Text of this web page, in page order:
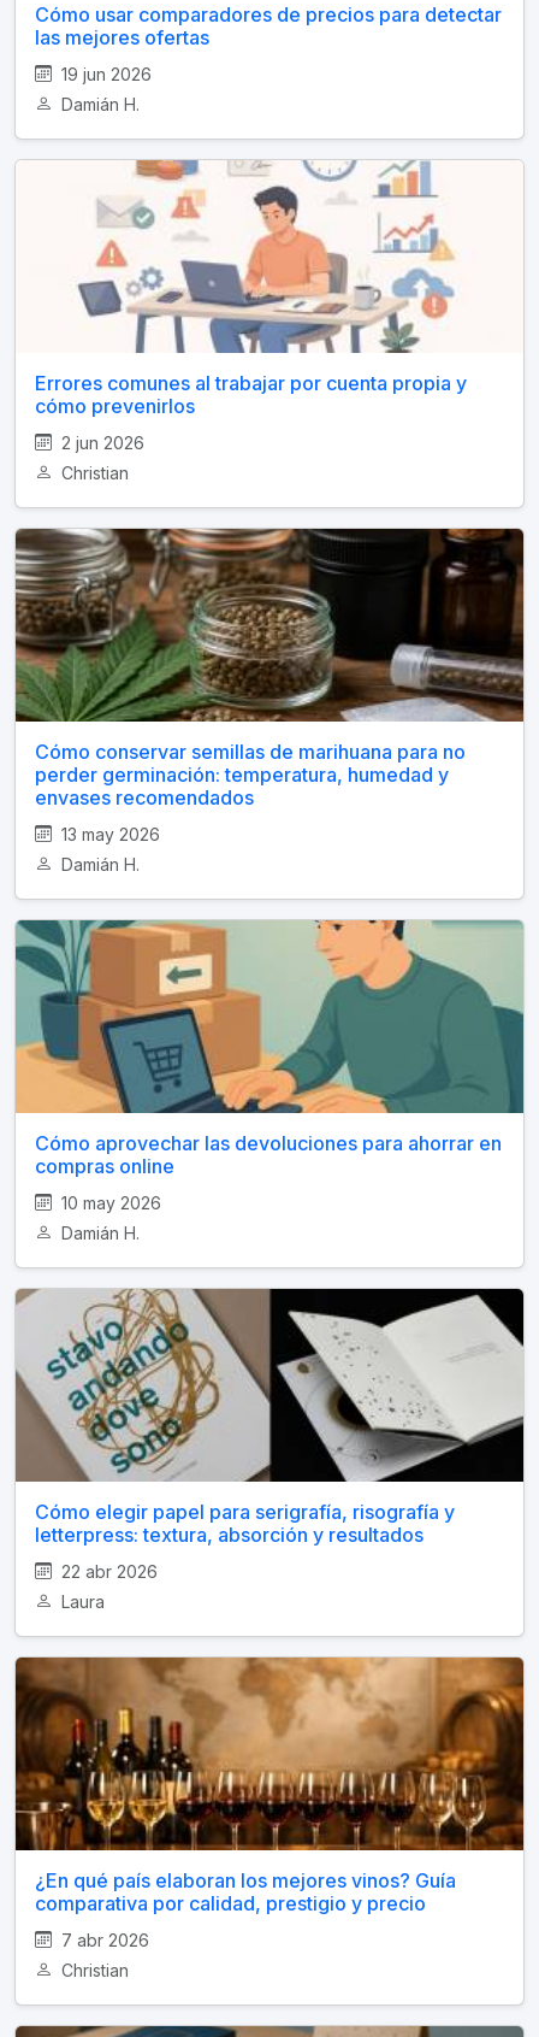
Cómo usar comparadores de precios para detectar
las mejores ofertas
19 jun 2026
Damián H.
Errores comunes al trabajar por cuenta propia y
cómo prevenirlos
2 jun 2026
Christian
Cómo conservar semillas de marihuana para no
perder germinación: temperatura, humedad y
envases recomendados
13 may 2026
Damián H.
Cómo aprovechar las devoluciones para ahorrar en
compras online
10 may 2026
Damián H.
Cómo elegir papel para serigrafía, risografía y
letterpress: textura, absorción y resultados
22 abr 2026
Laura
¿En qué país elaboran los mejores vinos? Guía
comparativa por calidad, prestigio y precio
7 abr 2026
Christian